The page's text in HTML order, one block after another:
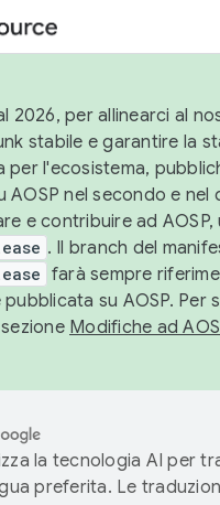
2026, per allinearci al
stabile e garantire la
per l'ecosistema,
AOSP nel secondo e nel
e contribuire ad AOSP,
. Il branch del
farà sempre
su AOSP. Per
Modifiche ad
la tecnologia AI per
preferita. Le